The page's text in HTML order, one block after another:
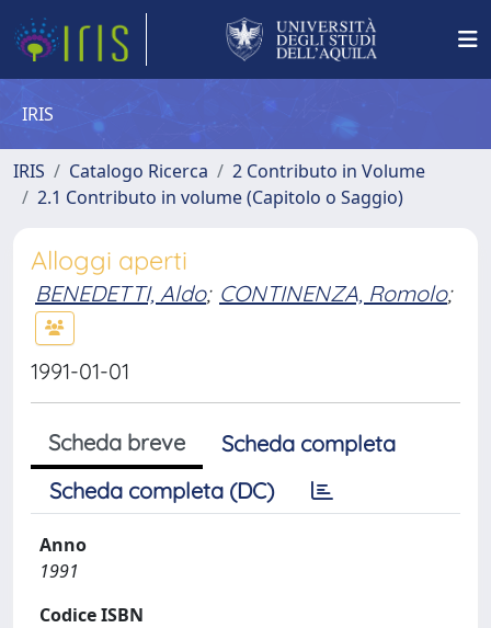
IRIS
IRIS Catalogo Ricerca
2 Contributo in Volume
2.1 Contributo in volume (Capitolo o Saggio)
Alloggi aperti
BENEDETTI, Aldo; CONTINENZA, Romolo;
1991-01-01
Scheda breve
Scheda completa
Scheda completa (DC)
Anno
1991
Codice ISBN